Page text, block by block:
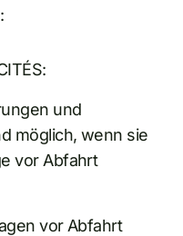
und
möglich, wenn sie
vor Abfahrt
vor Abfahrt